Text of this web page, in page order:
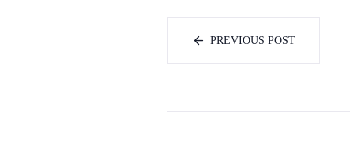
PREVIOUS POST